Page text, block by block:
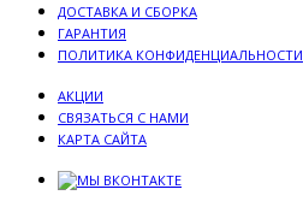
ДОСТАВКА И СБОРКА
ГАРАНТИЯ
ПОЛИТИКА КОНФИДЕНЦИАЛЬНОСТИ
АКЦИИ
СВЯЗАТЬСЯ С НАМИ
КАРТА САЙТА